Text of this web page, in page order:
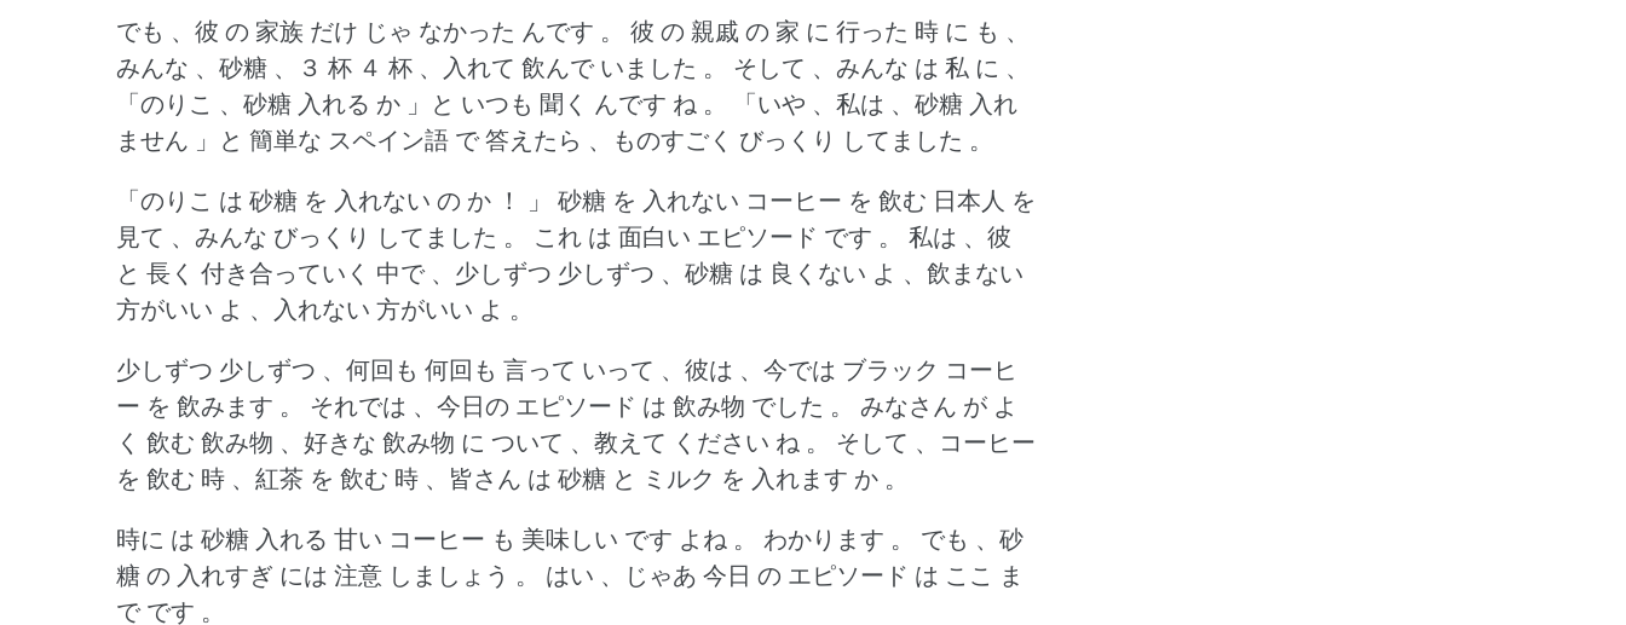
でも 、彼 の 家族 だけ じゃ なかった んです 。
彼 の 親戚 の 家 に 行った 時 に も 、
みんな 、砂糖 、３ 杯 ４ 杯 、入れて 飲んで いました 。
そして 、みんな は 私 に 、
「のりこ 、砂糖 入れる か 」と いつも 聞く んです ね 。
「いや 、私は 、砂糖 入れ
ません 」と 簡単な スペイン語 で 答えたら 、ものすごく びっくり してました 。
「のりこ は 砂糖 を 入れない の か ！ 」
砂糖 を 入れない コーヒー を 飲む 日本人 を
見て 、みんな びっくり してました 。
これ は 面白い エピソード です 。
私は 、彼
と 長く 付き合っていく 中で 、少しずつ 少しずつ 、砂糖 は 良くない よ 、飲まない
方がいい よ 、入れない 方がいい よ 。
少しずつ 少しずつ 、何回も 何回も 言って いって 、彼は 、今では ブラック コーヒ
ー を 飲みます 。
それでは 、今日の エピソード は 飲み物 でした 。
みなさん が よ
く 飲む 飲み物 、好きな 飲み物 に ついて 、教えて ください ね 。
そして 、コーヒー
を 飲む 時 、紅茶 を 飲む 時 、皆さん は 砂糖 と ミルク を 入れます か 。
時に は 砂糖 入れる 甘い コーヒー も 美味しい です よね 。
わかります 。
でも 、砂
糖 の 入れすぎ には 注意 しましょう 。
はい 、じゃあ 今日 の エピソード は ここ ま
で です 。